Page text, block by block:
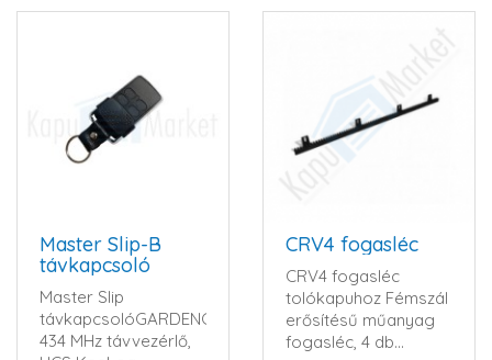
Master Slip-B
távkapcsoló
Master Slip
távkapcsolóGARDENGATE
434 MHz távvezérlő,
CRV4 fogasléc
CRV4 fogasléc
tolókapuhoz Fémszál
erősítésű műanyag
fogasléc, 4 db